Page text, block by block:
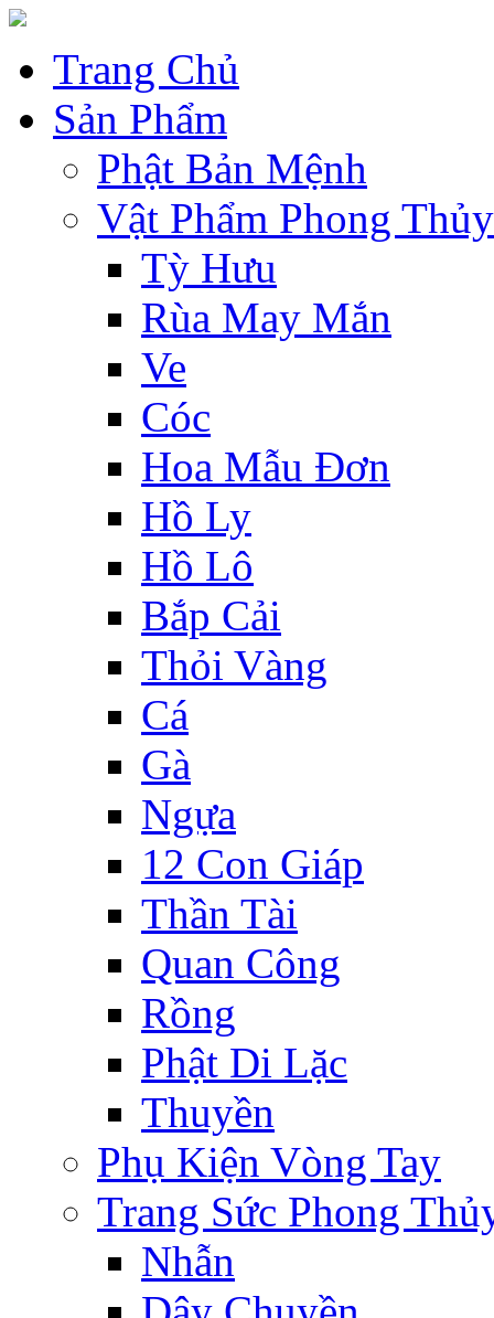
Trang Chủ
Sản Phẩm
Phật Bản Mệnh
Vật Phẩm Phong Thủy
Tỳ Hưu
Rùa May Mắn
Ve
Cóc
Hoa Mẫu Đơn
Hồ Ly
Hồ Lô
Bắp Cải
Thỏi Vàng
Cá
Gà
Ngựa
12 Con Giáp
Thần Tài
Quan Công
Rồng
Phật Di Lặc
Thuyền
Phụ Kiện Vòng Tay
Trang Sức Phong
Nhẫn